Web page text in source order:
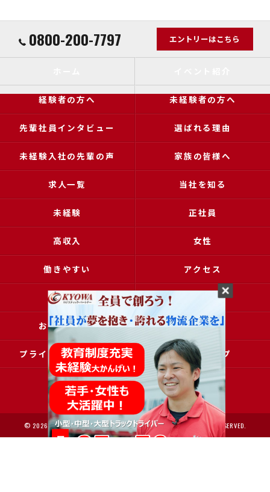
0800-200-7797 エントリーはこちら
経験者の方へ 未経験者の方へ
先輩社員インタビュー 選ばれる理由
未経験入社の先輩の声 家族の皆様へ
求人一覧 当社を知る
未経験 正社員
高収入 女性
働きやすい アクセス
ブログ
お問い合わせ 採用申込
プライバシーポリシー サイトマップ
© 2026 大阪で運送の求人なら協和運送株式会社 ALL RIGHTS RESERVED.